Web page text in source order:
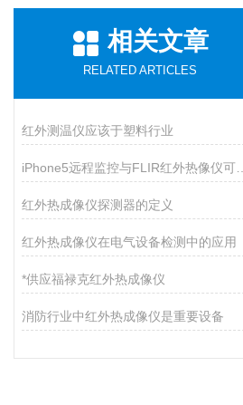
相关文章
RELATED ARTICLES
红外测温仪应该于塑料行业
红外热成像仪探测器的定义
红外热成像仪在电气设备检测中的应用
*供应福禄克红外热成像仪
消防行业中红外热成像仪是重要设备